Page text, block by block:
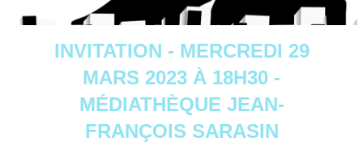
INVITATION - MERCREDI 29
MARS 2023 À 18H30 -
MÉDIATHÈQUE JEAN-
FRANÇOIS SARASIN